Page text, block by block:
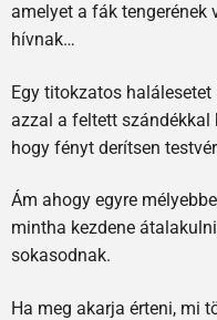
amelyet a fák tengerének
hívnak…
Egy titokzatos
azzal a feltett szándékkal
hogy fényt derítsen
Ám ahogy egyre
mintha kezdene
sokasodnak.
Ha meg akarja érteni, mi